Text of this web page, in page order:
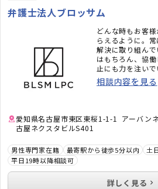
弁護士法人ブロッサム
どんな時もお客
らえるように。
解決に取り組ん
はもちろん、協
止にも力を注いで
相談内容を見る
愛知県名古屋市東区東桜1-1-1 アーバン
古屋ネクスタビルS401
男性専門家在籍 最寄駅から徒歩5分以内
土
平日19時以降相談可
詳しく見る